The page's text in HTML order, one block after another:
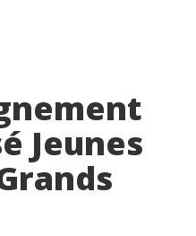
Jeunes